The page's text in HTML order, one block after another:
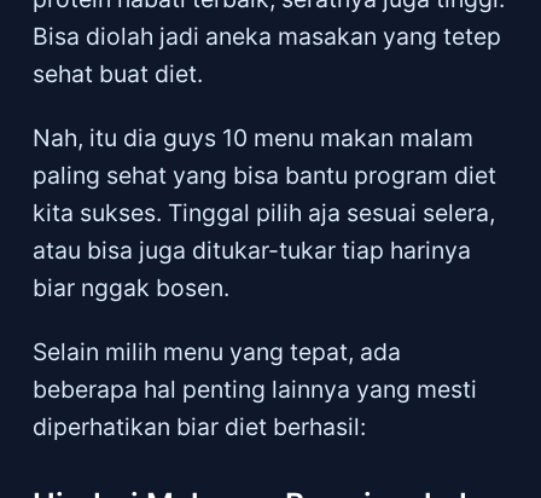
Bisa diolah jadi aneka masakan yang tetep
sehat buat diet.
Nah, itu dia guys 10 menu makan malam
paling sehat yang bisa bantu program diet
kita sukses. Tinggal pilih aja sesuai selera,
atau bisa juga ditukar-tukar tiap harinya
biar nggak bosen.
Selain milih menu yang tepat, ada
beberapa hal penting lainnya yang mesti
diperhatikan biar diet berhasil: